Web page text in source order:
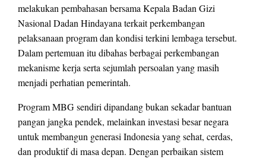
melakukan pembahasan bersama Kepala Badan Gizi
Nasional Dadan Hindayana terkait perkembangan
pelaksanaan program dan kondisi terkini lembaga tersebut.
Dalam pertemuan itu dibahas berbagai perkembangan
mekanisme kerja serta sejumlah persoalan yang masih
menjadi perhatian pemerintah.
Program MBG sendiri dipandang bukan sekadar bantuan
pangan jangka pendek, melainkan investasi besar negara
untuk membangun generasi Indonesia yang sehat, cerdas,
dan produktif di masa depan. Dengan perbaikan sistem